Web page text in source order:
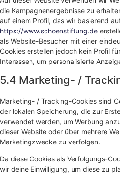
die Kampagnenergebnisse zu
auf einem Profil, das wir basierend
https://www.schoenstiftung.de
als Website-Besucher mit einer
Cookies erstellen jedoch kein Profil
Interessen, um personalisierte
5.4 Marketing- /
Marketing- / Tracking-Cookies sind
der lokalen Speicherung, die zur
verwendet werden, um Werbung
dieser Website oder über mehrere
Marketingzwecke zu verfolgen.
Da diese Cookies als Verfolgungs-
wir deine Einwilligung, um diese zu